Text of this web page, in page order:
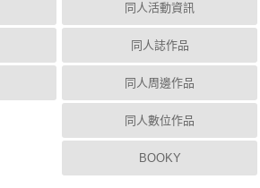
同人活動資訊
同人誌作品
同人周邊作品
同人數位作品
BOOKY